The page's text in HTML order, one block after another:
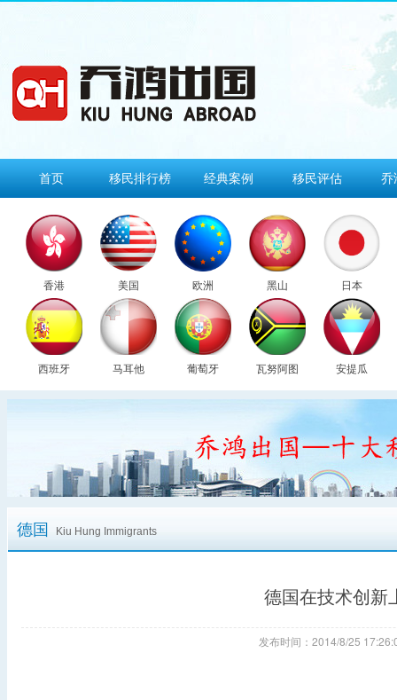
首页 移民排行榜 经典案例 移民评估 乔
香港 美国 欧洲 黑山 日本
西班牙 马耳他 葡萄牙 瓦努阿图 安提瓜
德国 Kiu Hung Immigrants
德国在技术创新
发布时间：2014/8/25